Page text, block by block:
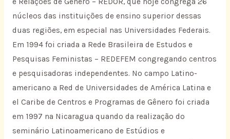
núcleos das instituições de ensino superior dessas
duas regiões, em especial nas Universidades Federais.
Em 1994 foi criada a Rede Brasileira de Estudos e
Pesquisas Feministas – REDEFEM congregando centros
e pesquisadoras independentes. No campo Latino-
americano a Red de Universidades de América Latina e
el Caribe de Centros e Programas de Gênero foi criada
em 1997 na Nicaragua quando da realização do
seminário Latinoamericano de Estúdios e